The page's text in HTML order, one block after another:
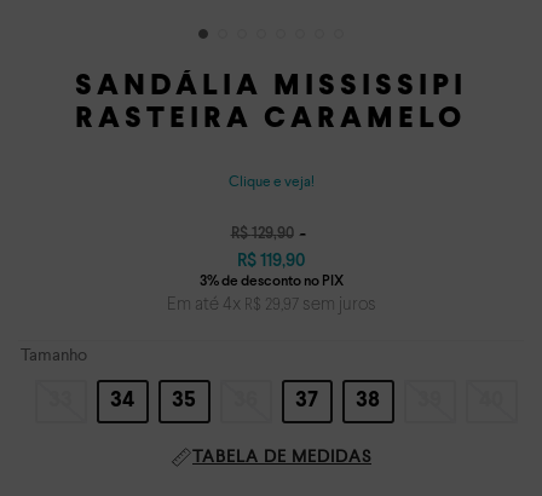
SANDÁLIA MISSISSIPI
RASTEIRA CARAMELO
Clique e veja!
R$ 129,90
R$ 119,90
Em até 4x R$ 29,97 sem juros
Tamanho
34 35 37 38
TABELA DE MEDIDAS